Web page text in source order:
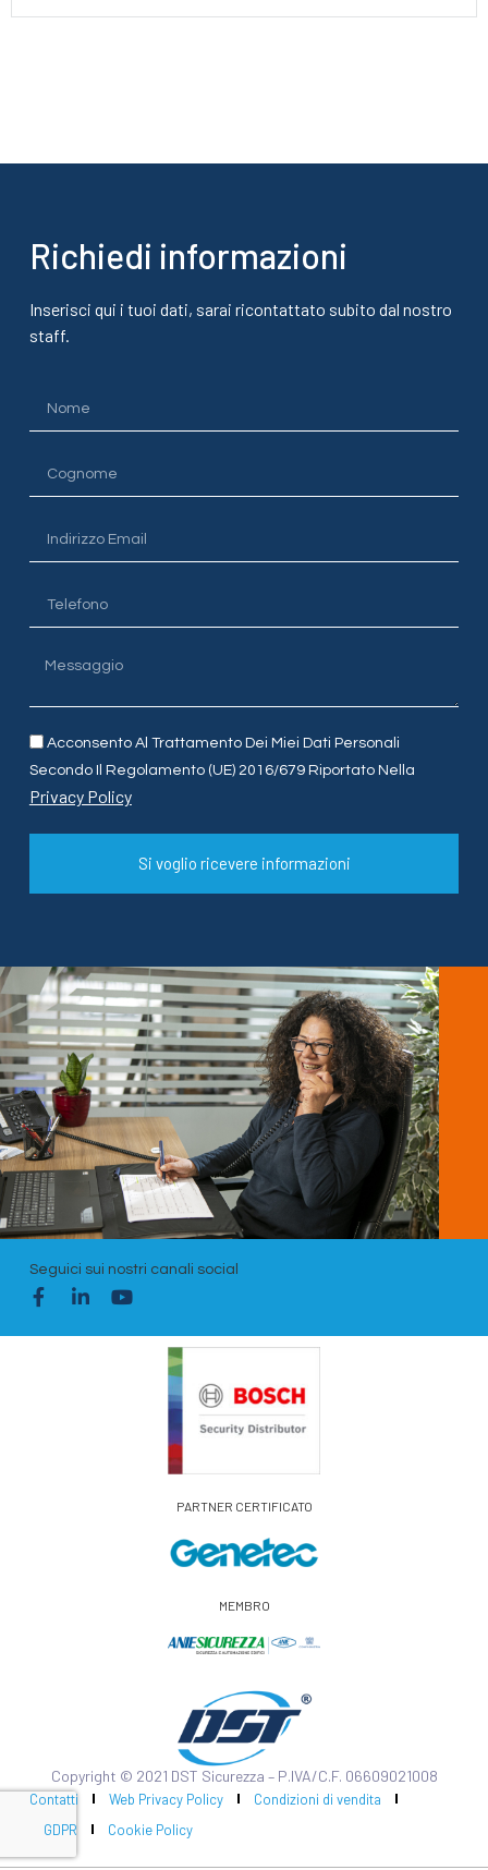
Richiedi informazioni
Inserisci qui i tuoi dati, sarai ricontattato subito dal nostro
staff.
Acconsento Al Trattamento Dei Miei Dati Personali
Secondo Il Regolamento (UE) 2016/679 Riportato Nella
Privacy Policy
Si voglio ricevere informazioni
Copyright © 2021 DST Sicurezza – P.IVA/C.F. 06609021008
Contatti Web Privacy Policy
Condizioni di vendita
GDPR
Cookie Policy
PARTNER CERTIFICATO
MEMBRO
Seguici sui nostri canali social